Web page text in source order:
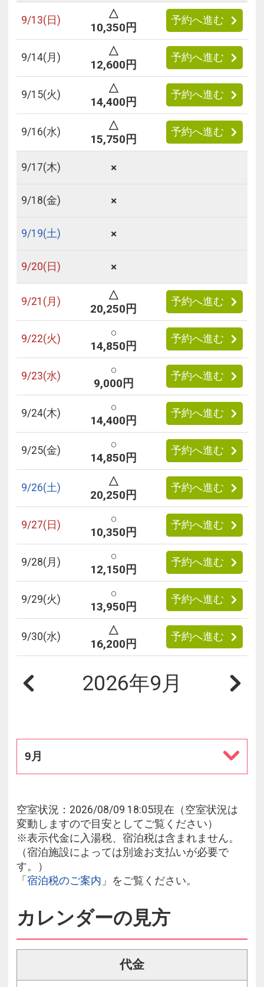
9/13(日)
△
10,350円
予約へ進む
9/14(月)
△
12,600円
予約へ進む
9/15(火)
△
14,400円
予約へ進む
9/16(水)
△
15,750円
予約へ進む
9/17(木) ×
9/18(金) ×
9/19(土) ×
9/20(日) ×
9/21 (月)
△
20,250円
予約へ進む
9/22(火)
○
14,850円
予約へ進む
9/23(水)
○
9,000円
予約へ進む
9/24(木)
○
14,400円
予約へ進む
9/25(金)
○
14,850円
予約へ進む
9/26(土)
△
20,250円
予約へ進む
9/27(日)
○
10,350円
予約へ進む
9/28(月)
○
12,150円
予約へ進む
9/29(火)
○
13,950円
予約へ進む
9/30(水)
△
16,200円
予約へ進む
2026年9月
9月
空室状況：2026/08/09 18:05現在（空室状況は
変動しますので目安としてご覧ください）
※表示代金に入湯税、宿泊税は含まれません。
（宿泊施設によっては別途お支払いが必要で
す。）
「 宿泊税のご案内 」をご覧ください。
カレンダーの見方
代金